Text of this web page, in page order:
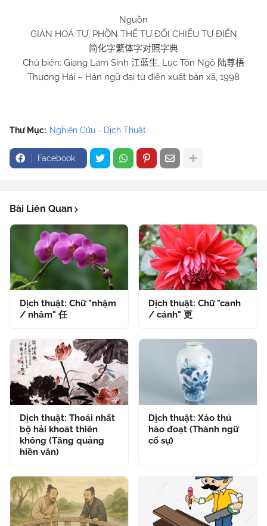
Nguồn
GIẢN HOÁ TỰ, PHỒN THỂ TỰ ĐỐI CHIẾU TỰ ĐIỂN
简化字繁体字对照字典
Chủ biên: Giang Lam Sinh 江蓝生, Lục Tôn Ngô 陆尊梧
Thượng Hải – Hán ngữ đại từ điển xuất bản xã, 1998
Thư Mục: Nghiên Cứu - Dịch Thuật
Facebook
Bài Liên Quan
Dịch thuật: Chữ "nhậm
/ nhâm" 任
Dịch thuật: Chữ "canh
/ cánh" 更
Dịch thuật: Thoái nhất
bộ hải khoát thiên
không (Tăng quảng
hiền văn)
Dịch thuật: Xảo thủ
hào đoạt (Thành ngữ
cố sự)